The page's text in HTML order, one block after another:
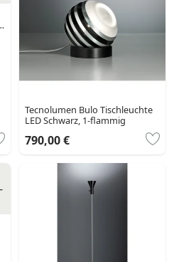
Tecnolumen Bulo Tischleuchte
LED Schwarz, 1-flammig
790,00 €